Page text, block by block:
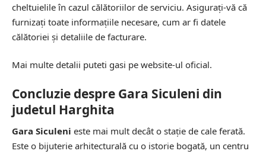
cheltuielile în cazul călătoriilor de serviciu. Asigurați-vă că
furnizați toate informațiile necesare, cum ar fi datele
călătoriei și detaliile de facturare.
Mai multe detalii puteti gasi pe website-ul oficial.
Concluzie despre Gara Siculeni din
judetul Harghita
Gara Siculeni este mai mult decât o stație de cale ferată.
Este o bijuterie arhitecturală cu o istorie bogată, un centru